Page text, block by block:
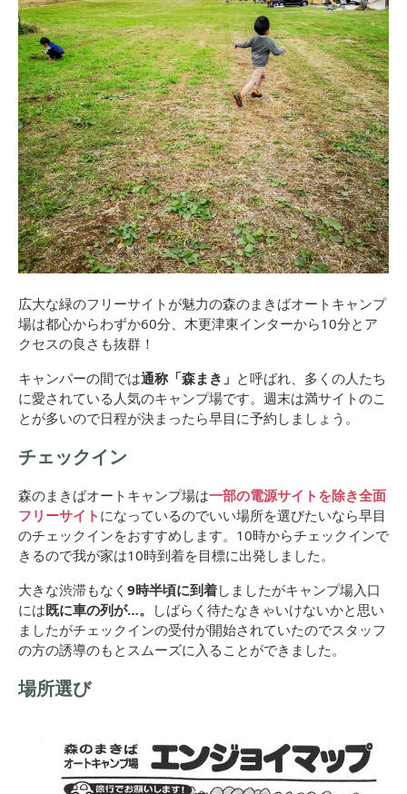
広大な緑のフリーサイトが魅力の森のまきばオートキャンプ
場は都心からわずか60分、木更津東インターから10分とア
クセスの良さも抜群！
キャンパーの間では通称「森まき」 と呼ばれ、多くの人たち
に愛されている人気のキャンプ場です。週末は満サイトのこ
とが多いので日程が決まったら早目に予約しましょう。
チェックイン
森のまきばオートキャンプ場は一部の電源サイトを除き全面
フリーサイト になっているのでいい場所を選びたいなら早目
のチェックインをおすすめします。10時からチェックインで
きるので我が家は10時到着を目標に出発しました。
大きな渋滞もなく 9時半頃に到着しましたがキャンプ場入口
には既に車の列が…。 しばらく待たなきゃいけないかと思い
ましたがチェックインの受付が開始されていたのでスタッフ
の方の誘導のもとスムーズに入ることができました。
場所選び